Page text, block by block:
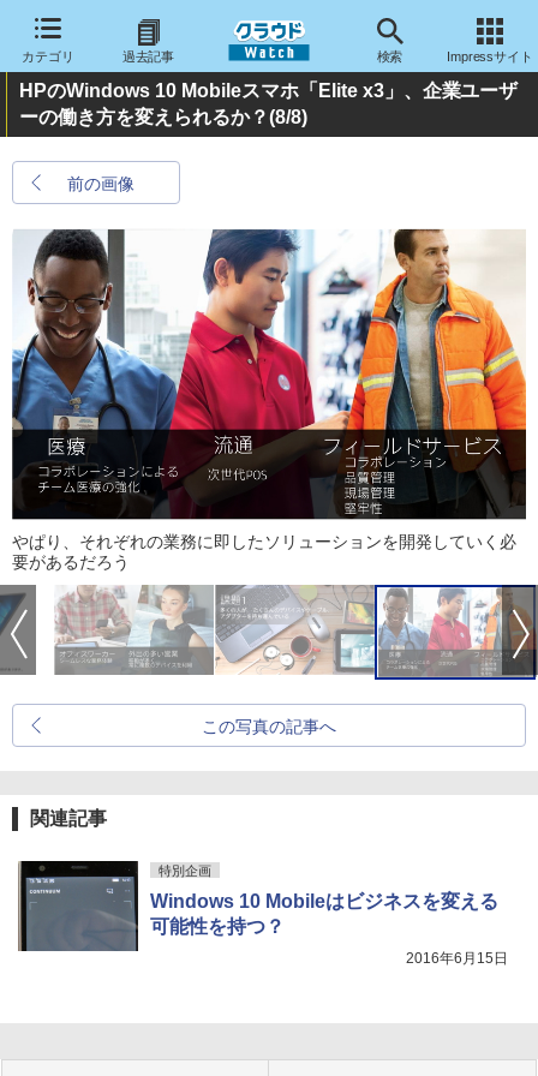
カテゴリ 過去記事 検索 Impressサイト
HPのWindows 10 Mobileスマホ「Elite x3」、企業ユーザ
ーの働き方を変えられるか？(8/8)
前の画像
やぱり、それぞれの業務に即したソリューションを開発していく必
要があるだろう
この写真の記事へ
関連記事
特別企画
Windows 10 Mobileはビジネスを変える
可能性を持つ？
2016年6月15日